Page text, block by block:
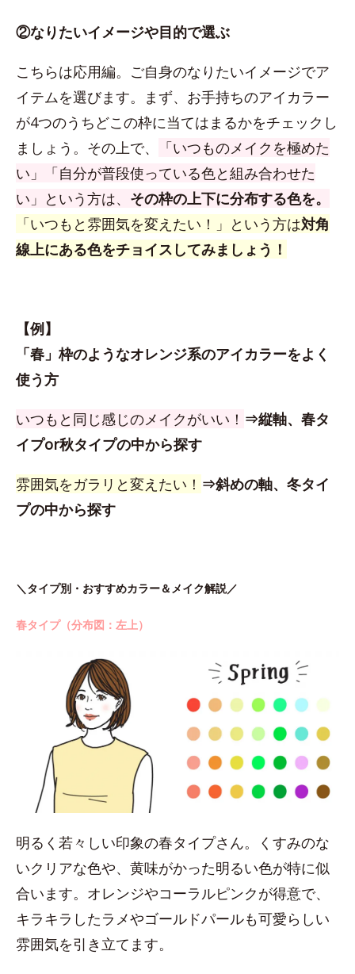
②なりたいイメージや目的で選ぶ
こちらは応用編。ご自身のなりたいイメージでア
イテムを選びます。まず、お手持ちのアイカラー
が4つのうちどこの枠に当てはまるかをチェックし
ましょう。その上で、
「いつものメイクを極めた
い」「自分が普段使っている色と組み合わせた
い」という方は、 その枠の上下に分布する色を。
「いつもと雰囲気を変えたい！」という方は対角
線上にある色をチョイスしてみましょう！
【例】
「春」枠のようなオレンジ系のアイカラーをよく
使う方
いつもと同じ感じのメイクがいい！ ⇒縦軸、春タ
イプor秋タイプの中から探す
雰囲気をガラリと変えたい！ ⇒斜めの軸、冬タイ
プの中から探す
＼タイプ別・おすすめカラー＆メイク解説／
春タイプ（分布図：左上）
明るく若々しい印象の春タイプさん。くすみのな
いクリアな色や、黄味がかった明るい色が特に似
合います。オレンジやコーラルピンクが得意で、
キラキラしたラメやゴールドパールも可愛らしい
雰囲気を引き立てます。